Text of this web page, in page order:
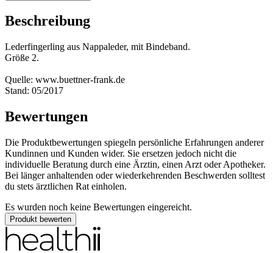
Beschreibung
Lederfingerling aus Nappaleder, mit Bindeband.
Größe 2.
Quelle: www.buettner-frank.de
Stand: 05/2017
Bewertungen
Die Produktbewertungen spiegeln persönliche Erfahrungen anderer
Kundinnen und Kunden wider. Sie ersetzen jedoch nicht die
individuelle Beratung durch eine Ärztin, einen Arzt oder Apotheker.
Bei länger anhaltenden oder wiederkehrenden Beschwerden solltest
du stets ärztlichen Rat einholen.
Es wurden noch keine Bewertungen eingereicht.
Produkt bewerten